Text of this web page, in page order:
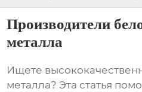
Производители
металла
Ищете
металла? Эта статья